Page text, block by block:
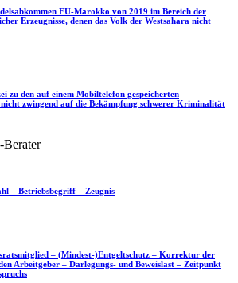
EU-Marokko von 2019 im Bereich der
Erzeugnisse, denen das Volk der Westsahara nicht
zu den auf einem Mobiltelefon gespeicherten
nicht zwingend auf die Bekämpfung schwerer Kriminalität
Berater
– Betriebsbegriff – Zeugnis
– (Mindest-)Entgeltschutz – Korrektur der
Arbeitgeber – Darlegungs- und Beweislast – Zeitpunkt